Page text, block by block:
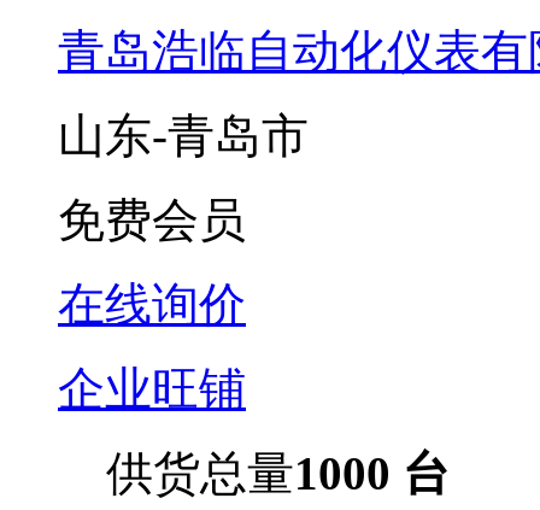
青岛浩临自动化仪表
山东-青岛市
免费会员
在线询价
企业旺铺
供货总量1000 台